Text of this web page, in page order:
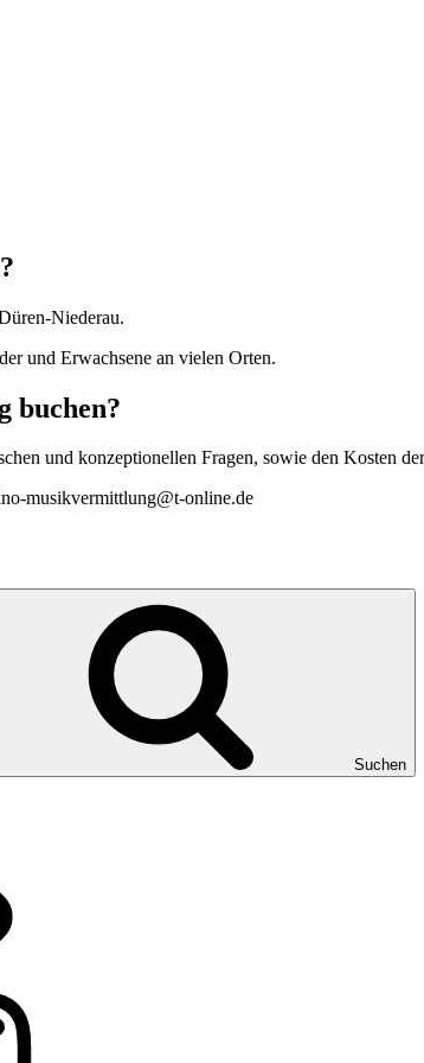
Niederau.
und Erwachsene an vielen Orten.
buchen?
und konzeptionellen Fragen, sowie den Kosten
musikvermittlung@t-online.de
Suchen